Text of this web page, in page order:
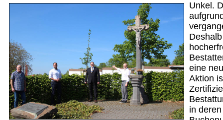
Unkel.
eine
Aktion
in